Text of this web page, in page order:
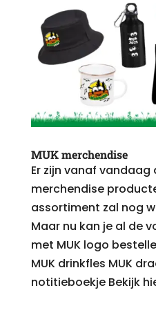
MUK merchendise
Er zijn vanaf vandaag
merchendise
assortiment zal nog
Maar nu kan je al de
met MUK logo
MUK drinkfles MUK
notitieboekje Bekijk